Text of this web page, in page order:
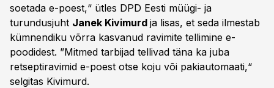
soetada e-poest,“ ütles DPD Eesti müügi- ja
turundusjuht Janek Kivimurd ja lisas, et seda ilmestab
kümnendiku võrra kasvanud ravimite tellimine e-
poodidest. ”Mitmed tarbijad tellivad täna ka juba
retseptiravimid e-poest otse koju või pakiautomaati,“
selgitas Kivimurd.